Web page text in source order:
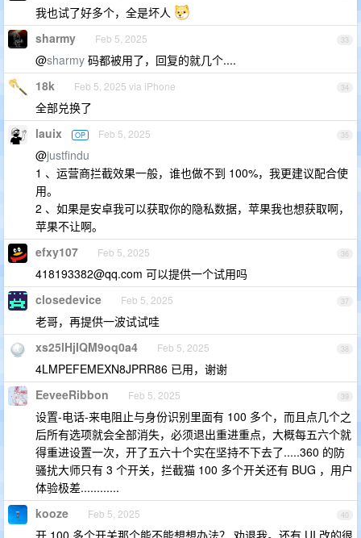
我也试了好多个，全是坏人
33
sharmy Feb 5, 2025
@sharmy 码都被用了，回复的就几个....
34
18k Feb 5, 2025 via iPhone
全部兑换了
35
lauix OP Feb 5, 2025
@justfindu
1 、运营商拦截效果一般，谁也做不到 100%，我更建议配合使
用。
2 、如果是安卓我可以获取你的隐私数据，苹果我也想获取啊，
苹果不让啊。
36
efxy107 Feb 5, 2025
418193382@qq.com 可以提供一个试用吗
37
closedevice Feb 5, 2025
老哥，再提供一波试试哇
38
xs25lHjIQM9oq0a4 Feb 5, 2025
4LMPEFEMEXN8JPRR86 已用，谢谢
39
EeveeRibbon Feb 5, 2025
设置-电话-来电阻止与身份识别里面有 100 多个，而且点几个之
后所有选项就会全部消失，必须退出重进重点，大概每五六个就
得重进设置一次，开了五六十个实在坚持不下去了.....360 的防
骚扰大师只有 3 个开关，拦截猫 100 多个开关还有 BUG ，用户
体验极差............
40
kooze Feb 5, 2025
开 100 多个开关那个能不能想想办法？ 劝退我。还有 UI 改的很